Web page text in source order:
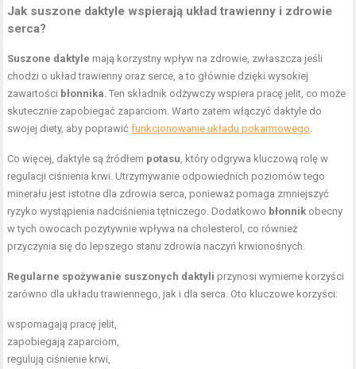
Jak suszone daktyle wspierają układ trawienny i zdrowie
serca?
Suszone daktyle mają korzystny wpływ na zdrowie, zwłaszcza jeśli
chodzi o układ trawienny oraz serce, a to głównie dzięki wysokiej
zawartości błonnika . Ten składnik odżywczy wspiera pracę jelit, co może
skutecznie zapobiegać zaparciom. Warto zatem włączyć daktyle do
swojej diety, aby poprawićfunkcjonowanie układu pokarmowego
Co więcej, daktyle są źródłem potasu , który odgrywa kluczową rolę w
regulacji ciśnienia krwi. Utrzymywanie odpowiednich poziomów tego
minerału jest istotne dla zdrowia serca, ponieważ pomaga zmniejszyć
ryzyko wystąpienia nadciśnienia tętniczego. Dodatkowo błonnik obecny
w tych owocach pozytywnie wpływa na cholesterol, co również
przyczynia się do lepszego stanu zdrowia naczyń krwionośnych.
Regularne spożywanie suszonych daktyli przynosi wymierne korzyści
zarówno dla układu trawiennego, jak i dla serca. Oto kluczowe korzyści:
wspomagają pracę jelit,
zapobiegają zaparciom,
regulują ciśnienie krwi,